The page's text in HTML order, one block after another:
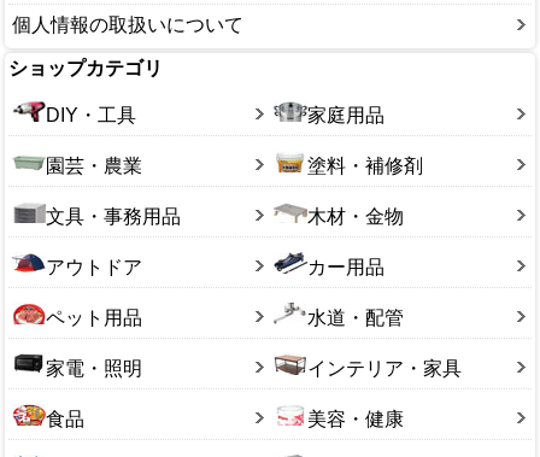
個人情報の取扱いについて
ショップカテゴリ
DIY・工具 家庭用品
園芸・農業 塗料・補修剤
文具・事務用品 木材・金物
アウトドア カー用品
ペット用品 水道・配管
家電・照明 インテリア・家具
食品 美容・健康